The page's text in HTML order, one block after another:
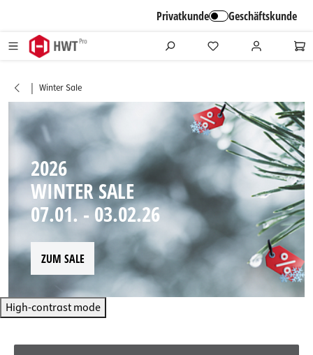
Privatkunde Geschäftskunde
| Winter Sale
2026
WINTER SALE
07.01. - 03.02.26
ZUM SALE
High-contrast mode